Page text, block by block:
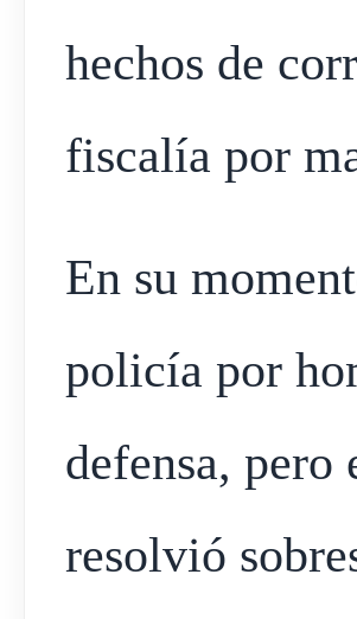
hechos de
fiscalía por
En su
policía por
defensa, pero
resolvió